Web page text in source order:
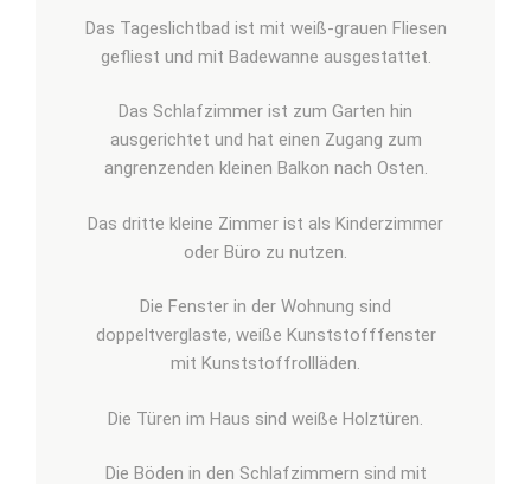
Das Tageslichtbad ist mit weiß-grauen Fliesen
gefliest und mit Badewanne ausgestattet.
Das Schlafzimmer ist zum Garten hin
ausgerichtet und hat einen Zugang zum
angrenzenden kleinen Balkon nach Osten.
Das dritte kleine Zimmer ist als Kinderzimmer
oder Büro zu nutzen.
Die Fenster in der Wohnung sind
doppeltverglaste, weiße Kunststofffenster
mit Kunststoffrollläden.
Die Türen im Haus sind weiße Holztüren.
Die Böden in den Schlafzimmern sind mit